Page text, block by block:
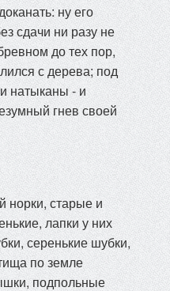
ну его
сдачи ни разу не
до тех пор,
с дерева; под
натыканы - и
гнев своей
норки, старые и
лапки у них
серенькие шубки,
по земле
подпольные